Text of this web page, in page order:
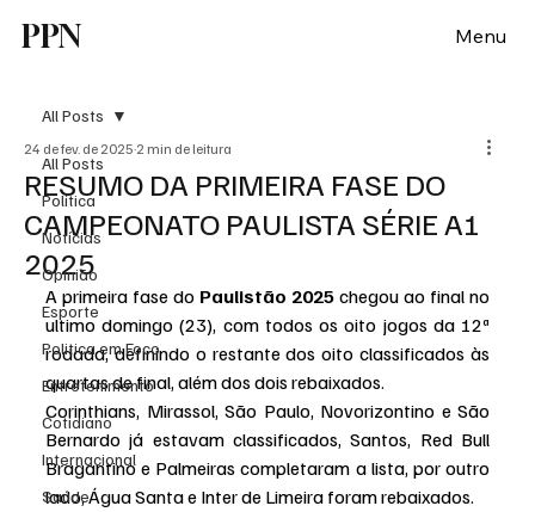
PPN Menu
All Posts
Política
Notícias
Opinião
Esporte
Politica em Foco
Entretenimento
Cotidiano
Internacional
Saúde
All Posts
RESUMO DA PRIMEIRA FASE DO
CAMPEONATO PAULISTA SÉRIE A1
2025
24 de fev. de 2025 2 min de leitura
A primeira fase do Paulistão 2025 chegou ao final no
ultimo domingo (23), com todos os oito jogos da 12ª
rodada, definindo o restante dos oito classificados às
quartas de final, além dos dois rebaixados.
Corinthians, Mirassol, São Paulo, Novorizontino e São
Bernardo já estavam classificados, Santos, Red Bull
Bragantino e Palmeiras completaram a lista, por outro
lado, Água Santa e Inter de Limeira foram rebaixados.